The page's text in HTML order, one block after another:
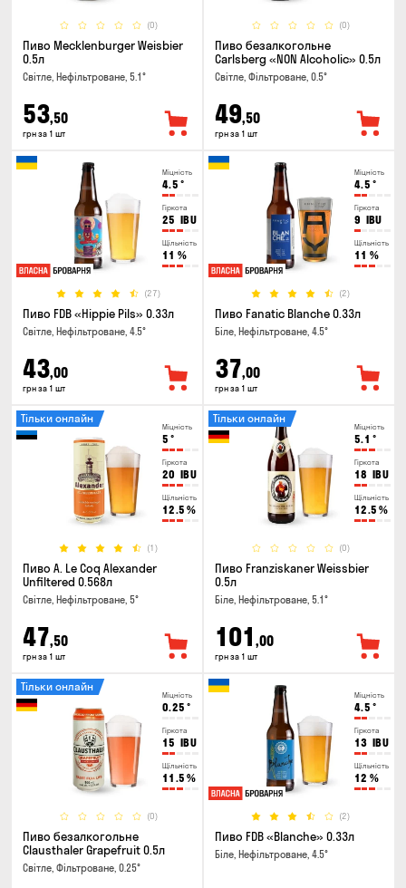
(0)
Пиво Mecklenburger Weisbier
0.5л
Світле, Нефільтроване, 5.1°
53,50
грн за 1 шт
(0)
Пиво безалкогольне
Carlsberg «NON Alcoholic» 0.5л
Світле, Фільтроване, 0.5°
49,50
грн за 1 шт
Міцність
4.5 °
Гіркота
25 IBU
Щільність
11 %
(27)
Пиво FDB «Hippie Pils» 0.33л
Світле, Нефільтроване, 4.5°
43,00
грн за 1 шт
Міцність
4.5 °
Гіркота
9 IBU
Щільність
11 %
(2)
Пиво Fanatic Blanche 0.33л
Біле, Нефільтроване, 4.5°
37,00
грн за 1 шт
Міцність
5 °
Гіркота
20 IBU
Щільність
12.5 %
(1)
Тільки онлайн
Пиво A. Le Coq Alexander
Unfiltered 0.568л
Світле, Нефільтроване, 5°
47,50
грн за 1 шт
Міцність
5.1 °
Гіркота
18 IBU
Щільність
12.5 %
(0)
Тільки онлайн
Пиво Franziskaner Weissbier
0.5л
Біле, Нефільтроване, 5.1°
101 ,00
грн за 1 шт
Міцність
0.25 °
Гіркота
15 IBU
Щільність
11.5 %
(0)
Тільки онлайн
Пиво безалкогольне
Clausthaler Grapefruit 0.5л
Світле, Фільтроване, 0.25°
Міцність
4.5 °
Гіркота
13 IBU
Щільність
12 %
(2)
Пиво FDB «Blanche» 0.33л
Біле, Нефільтроване, 4.5°